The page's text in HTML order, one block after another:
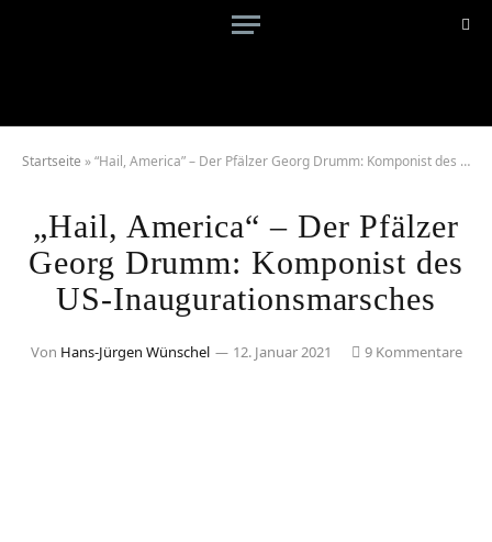
Startseite »“Hail, America” – Der Pfälzer Georg Drumm: Komponist des US-Inaugurationsmarsches
„Hail, America“ – Der Pfälzer
Georg Drumm: Komponist des
US-Inaugurationsmarsches
Von Hans-Jürgen Wünschel 12. Januar 2021 9 Kommentare